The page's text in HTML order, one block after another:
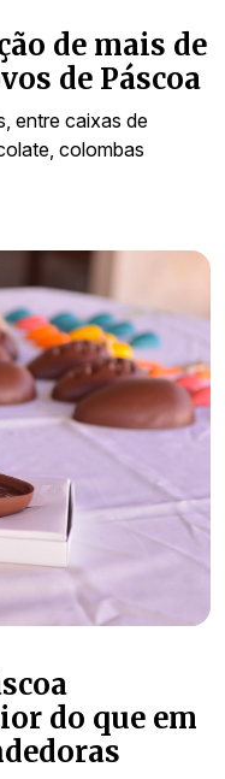
de mais de
de Páscoa
entre caixas de
colombas
do que em